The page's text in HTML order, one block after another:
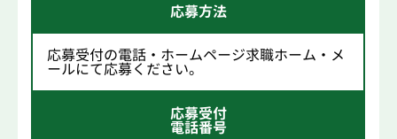
応募方法
応募受付の電話・ホームページ求職ホーム・メ
ールにて応募ください。
応募受付
電話番号